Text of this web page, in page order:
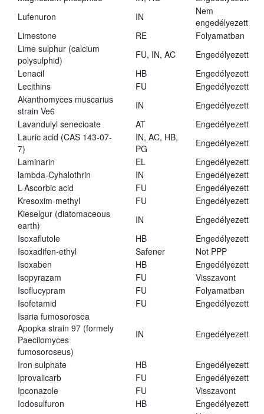
Lufenuron
IN
Nem
engedélyezett
Limestone
RE
Folyamatban
Lime sulphur (calcium
polysulphid)
FU, IN, AC
Engedélyezett
Lenacil
HB
Engedélyezett
Lecithins
FU
Engedélyezett
Akanthomyces muscarius
strain Ve6
IN
Engedélyezett
Lavandulyl senecioate
AT
Engedélyezett
Lauric acid (CAS 143-07-
7)
IN, AC, HB,
PG
Engedélyezett
Laminarin
EL
Engedélyezett
lambda-Cyhalothrin
IN
Engedélyezett
L-Ascorbic acid
FU
Engedélyezett
Kresoxim-methyl
FU
Engedélyezett
Kieselgur (diatomaceous
earth)
IN
Engedélyezett
Isoxaflutole
HB
Engedélyezett
Isoxadifen-ethyl
Safener
Not PPP
Isoxaben
HB
Engedélyezett
Isopyrazam
FU
Visszavont
Isoflucypram
FU
Folyamatban
Isofetamid
FU
Engedélyezett
Isaria fumosorosea
Apopka strain 97 (formely
Paecilomyces
fumosoroseus)
IN Engedélyezett
Iron sulphate HB
Engedélyezett
Iprovalicarb
FU
Engedélyezett
Ipconazole
FU
Visszavont
Iodosulfuron
HB
Engedélyezett